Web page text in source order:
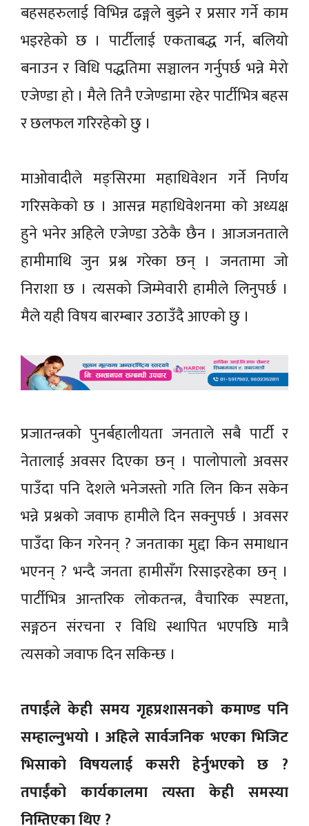
बहसहरुलाई विभिन्न ढङ्गले बुझ्ने र प्रसार गर्ने काम
भइरहेको छ । पार्टीलाई एकताबद्ध गर्न, बलियो
बनाउन र विधि पद्धतिमा सञ्चालन गर्नुपर्छ भन्ने मेरो
एजेण्डा हो । मैले तिनै एजेण्डामा रहेर पार्टीभित्र बहस
र छलफल गरिरहेको छु ।
माओवादीले मङ्सिरमा महाधिवेशन गर्ने निर्णय
गरिसकेको छ । आसन्न महाधिवेशनमा को अध्यक्ष
हुने भनेर अहिले एजेण्डा उठेकै छैन । आजजनताले
हामीमाथि जुन प्रश्न गरेका छन् । जनतामा जो
निराशा छ । त्यसको जिम्मेवारी हामीले लिनुपर्छ ।
मैले यही विषय बारम्बार उठाउँदै आएको छु ।
प्रजातन्त्रको पुनर्बहालीयता जनताले सबै पार्टी र
नेतालाई अवसर दिएका छन् । पालोपालो अवसर
पाउँदा पनि देशले भनेजस्तो गति लिन किन सकेन
भन्ने प्रश्नको जवाफ हामीले दिन सक्नुपर्छ । अवसर
पाउँदा किन गरेनन् ? जनताका मुद्दा किन समाधान
भएनन् ? भन्दै जनता हामीसँग रिसाइरहेका छन् ।
पार्टीभित्र आन्तरिक लोकतन्त्र, वैचारिक स्पष्टता,
सङ्गठन संरचना र विधि स्थापित भएपछि मात्रै
त्यसको जवाफ दिन सकिन्छ ।
तपाईंले केही समय गृहप्रशासनको कमाण्ड पनि
सम्हाल्नुभयो । अहिले सार्वजनिक भएका भिजिट
भिसाको विषयलाई कसरी हेर्नुभएको छ ?
तपाईंको कार्यकालमा त्यस्ता केही समस्या
निम्तिएका थिए ?